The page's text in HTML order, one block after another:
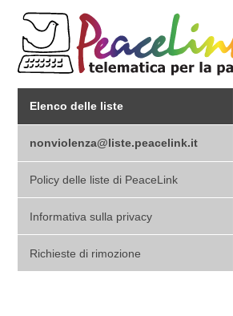
Elenco delle liste
nonviolenza@liste.peacelink.it
Policy delle liste di PeaceLink
Informativa sulla privacy
Richieste di rimozione